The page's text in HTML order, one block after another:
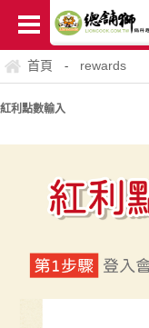
首頁 - rewards
紅利點數輸入